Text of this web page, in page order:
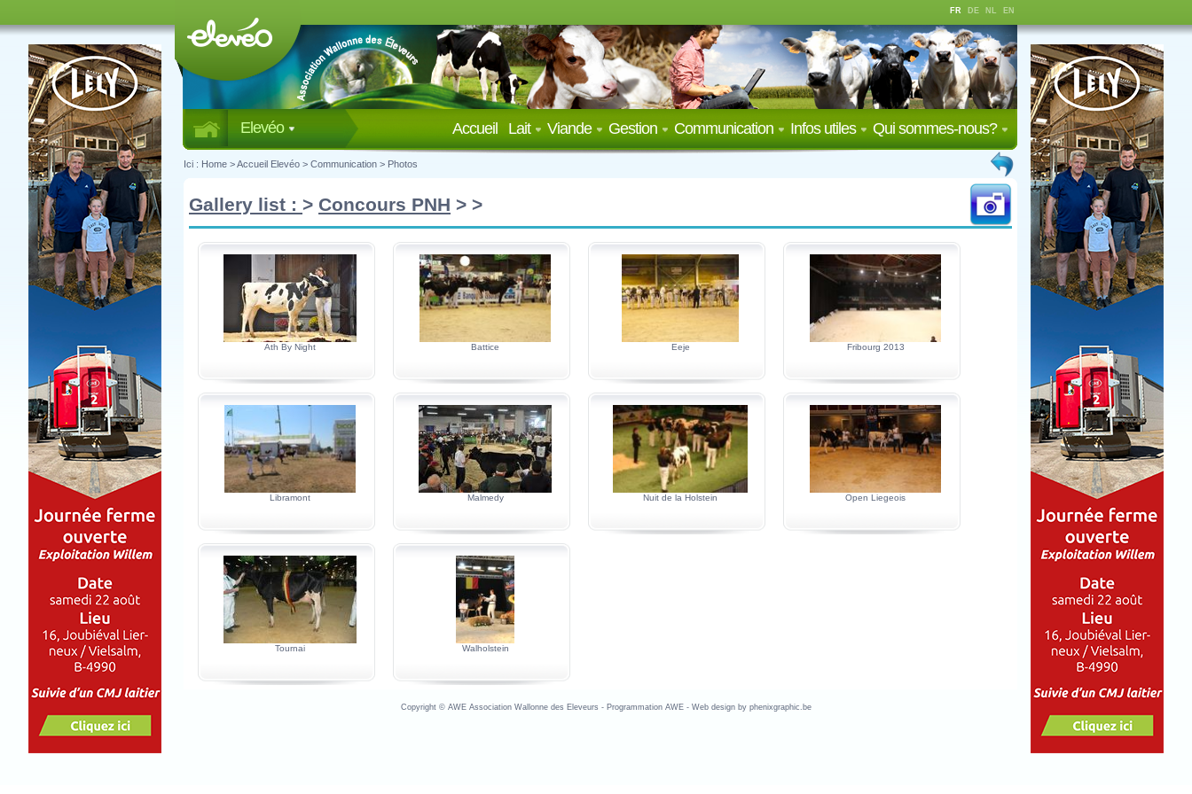
FR DE NL EN
Elevéo Qui sommes-nous?
Infos utiles
Communication
Gestion
Viande
Lait
Accueil
Ici : Home >Accueil Elevéo > Communication > Photos
Gallery list : > Concours PNH > >
Ath By Night Battice Eeje Fribourg 2013
Libramont Malmedy Nuit de la Holstein Open Liegeois
Tournai Walholstein
Copyright © AWE Association Wallonne des Eleveurs - Programmation AWE - Web design by phenixgraphic.be